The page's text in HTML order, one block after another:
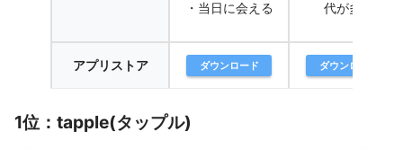
・当日に会える 代が多い
アプリストア ダウンロード ダウンロード
1位：tapple(タップル)